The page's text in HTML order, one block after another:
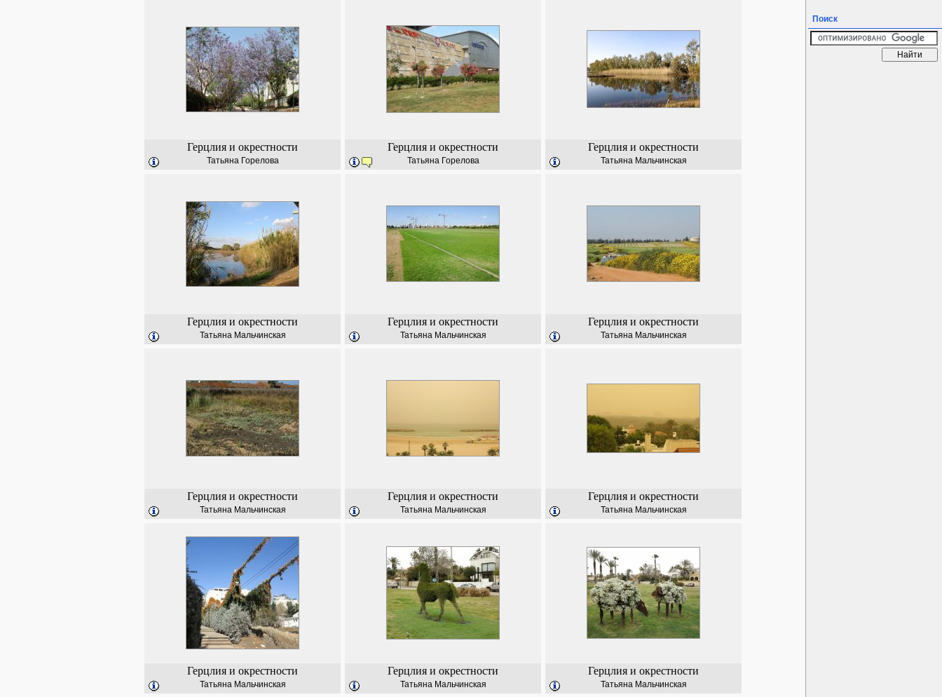
Герцлия и окрестности
Татьяна Горелова
Герцлия и окрестности
Татьяна Горелова
Герцлия и окрестности
Татьяна Мальчинская
Герцлия и окрестности
Татьяна Мальчинская
Герцлия и окрестности
Татьяна Мальчинская
Герцлия и окрестности
Татьяна Мальчинская
Герцлия и окрестности
Татьяна Мальчинская
Герцлия и окрестности
Татьяна Мальчинская
Герцлия и окрестности
Татьяна Мальчинская
Герцлия и окрестности
Татьяна Мальчинская
Герцлия и окрестности
Татьяна Мальчинская
Герцлия и окрестности
Татьяна Мальчинская
Поиск